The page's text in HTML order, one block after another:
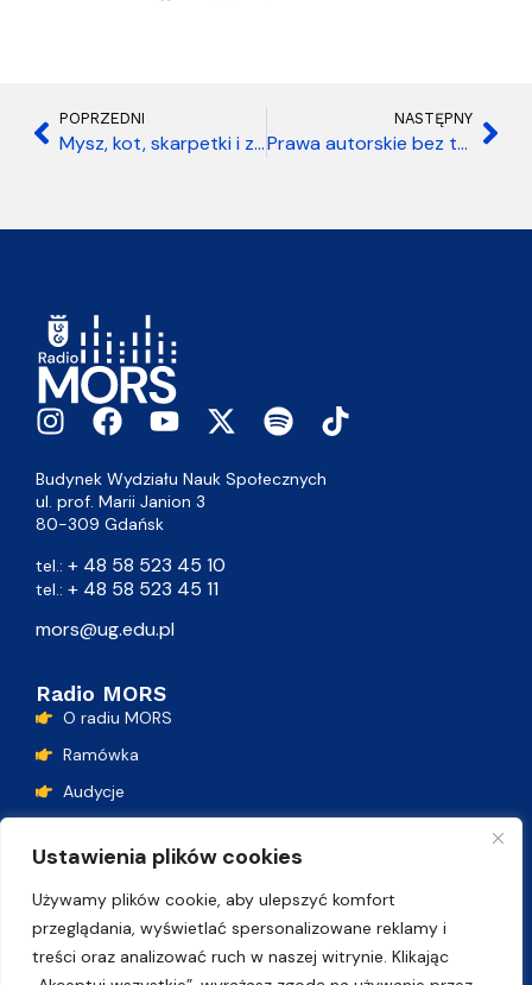
Ustawienia plików cookies
Używamy plików cookie, aby ulepszyć komfort
przeglądania, wyświetlać spersonalizowane reklamy i
treści oraz analizować ruch w naszej witrynie. Klikając
POPRZEDNI
Mysz, kot, skarpetki i zawodowcy
NASTĘPNY
Prawa autorskie bez tajemnic. Radiowcy wzięli udział w warsztatach
Budynek Wydziału Nauk Społecznych
ul. prof. Marii Janion 3
80-309 Gdańsk
tel.: + 48 58 523 45 10
tel.: + 48 58 523 45 11
mors@ug.edu.pl
Radio MORS
O radiu MORS
Ramówka
Audycje
Lista przebojów
Kontakt